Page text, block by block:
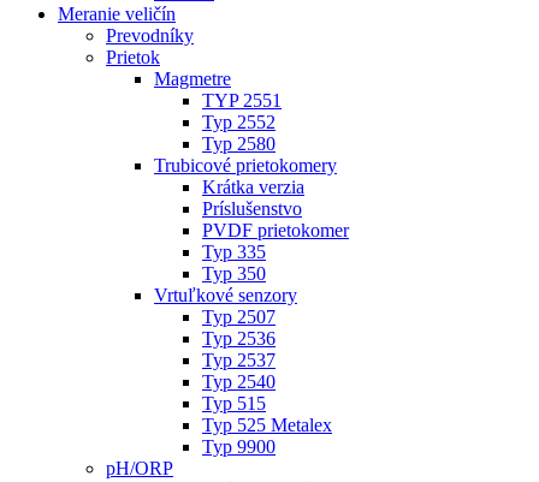
Meranie veličín
Prevodníky
Prietok
Magmetre
TYP 2551
Typ 2552
Typ 2580
Trubicové prietokomery
Krátka verzia
Príslušenstvo
PVDF prietokomer
Typ 335
Typ 350
Vrtuľkové senzory
Typ 2507
Typ 2536
Typ 2537
Typ 2540
Typ 515
Typ 525 Metalex
Typ 9900
pH/ORP